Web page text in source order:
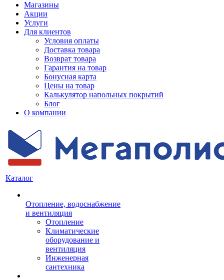
Магазины
Акции
Услуги
Для клиентов
Условия оплаты
Доставка товара
Возврат товара
Гарантия на товар
Бонусная карта
Цены на товар
Калькулятор напольных покрытий
Блог
О компании
Каталог
Отопление, водоснабжение
и вентиляция
Отопление
Климатические
оборудование и
вентиляция
Инженерная
сантехника